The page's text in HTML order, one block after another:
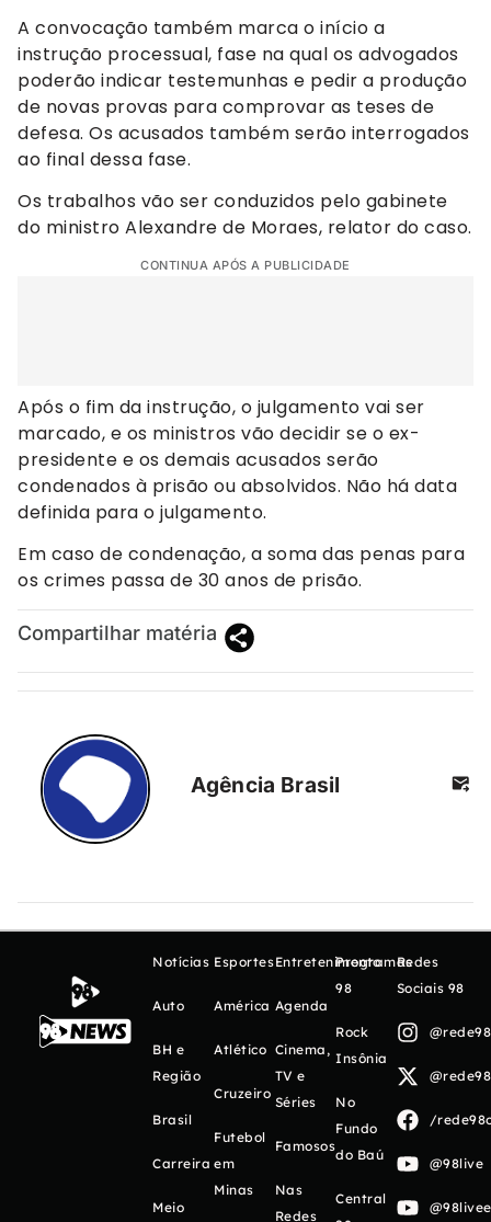
A convocação também marca o início a
instrução processual, fase na qual os advogados
poderão indicar testemunhas e pedir a produção
de novas provas para comprovar as teses de
defesa. Os acusados também serão interrogados
ao final dessa fase.
Os trabalhos vão ser conduzidos pelo gabinete
do ministro Alexandre de Moraes, relator do caso.
CONTINUA APÓS A PUBLICIDADE
Após o fim da instrução, o julgamento vai ser
marcado, e os ministros vão decidir se o ex-
presidente e os demais acusados serão
condenados à prisão ou absolvidos. Não há data
definida para o julgamento.
Em caso de condenação, a soma das penas para
os crimes passa de 30 anos de prisão.
Compartilhar matéria
Agência Brasil
Notícias
Auto
BH e
Região
Brasil
Carreira
Meio
Esportes
América
Atlético
Cruzeiro
Futebol
em
Minas
Entretenimento
Agenda
Cinema,
TV e
Séries
Famosos
Nas
Redes
Programas
98
Rock
Insônia
No
Fundo
do Baú
Central
Redes
Sociais 98
/
@98live